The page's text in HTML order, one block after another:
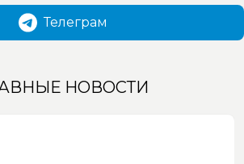
Телеграм
НОВОСТИ